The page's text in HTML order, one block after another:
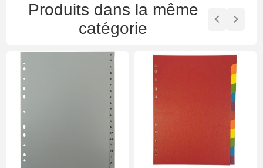
Produits dans la même
catégorie